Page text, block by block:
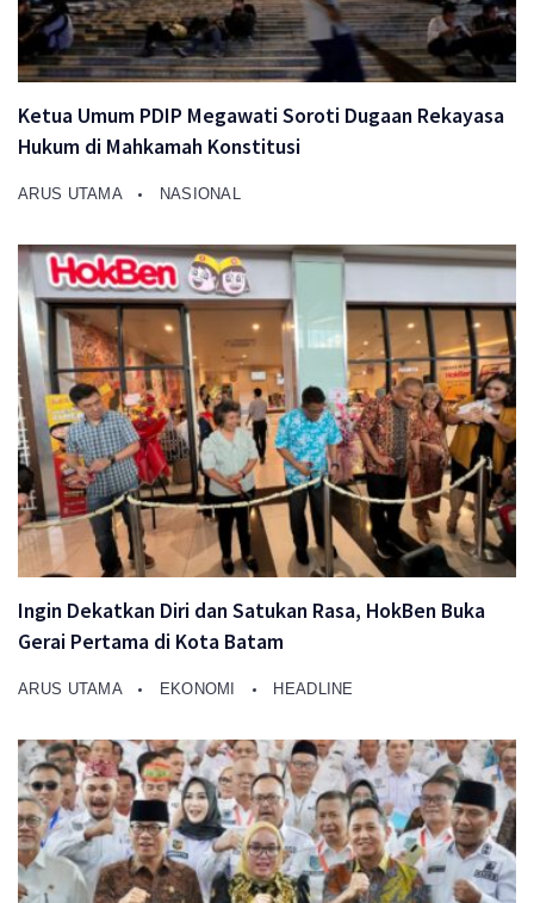
Ketua Umum PDIP Megawati Soroti Dugaan Rekayasa
Hukum di Mahkamah Konstitusi
ARUS UTAMA NASIONAL
Ingin Dekatkan Diri dan Satukan Rasa, HokBen Buka
Gerai Pertama di Kota Batam
ARUS UTAMA EKONOMI HEADLINE